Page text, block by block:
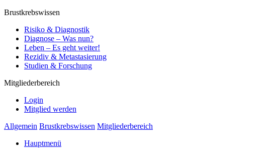
Brustkrebswissen
Risiko & Diagnostik
Diagnose – Was nun?
Leben – Es geht weiter!
Rezidiv & Metastasierung
Studien & Forschung
Mitgliederbereich
Login
Mitglied werden
Allgemein Brustkrebswissen Mitgliederbereich
Hauptmenü